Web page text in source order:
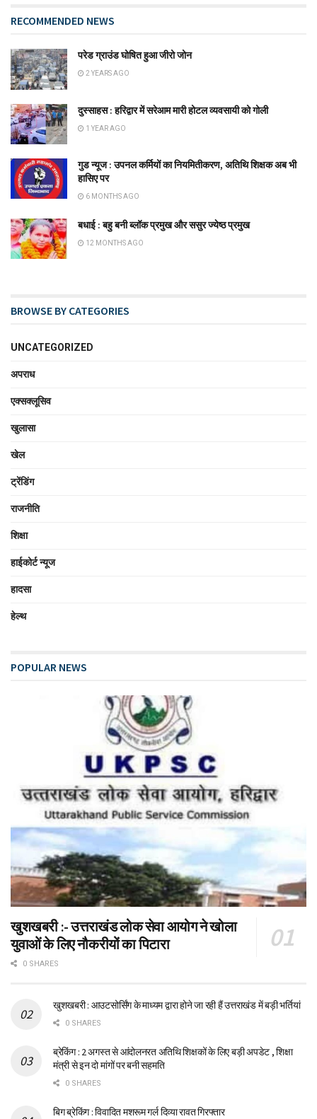
RECOMMENDED NEWS
परेड ग्राउंड घोषित हुआ जीरो जोन
2 YEARS AGO
दुस्साहस : हरिद्वार में सरेआम मारी होटल व्यवसायी को गोली
1 YEAR AGO
गुड न्यूज : उपनल कर्मियों का नियमितीकरण, अतिथि शिक्षक अब भी
हासिए पर
6 MONTHS AGO
बधाई : बहु बनी ब्लॉक प्रमुख और ससुर ज्येष्ठ प्रमुख
12 MONTHS AGO
BROWSE BY CATEGORIES
UNCATEGORIZED
अपराध
एक्सक्लूसिव
खुलासा
खेल
ट्रेंडिंग
राजनीति
शिक्षा
हाईकोर्ट न्यूज
हादसा
हेल्थ
POPULAR NEWS
खुशखबरी :- उत्तराखंड लोक सेवा आयोग ने खोला
युवाओं के लिए नौकरीयों का पिटारा
0 SHARES
खुशखबरी : आउटसोर्सिंग के माध्यम द्वारा होने जा रही हैं उत्तराखंड में बड़ी भर्तियां
0 SHARES
ब्रेकिंग : 2 अगस्त से आंदोलनरत अतिथि शिक्षकों के लिए बड़ी अपडेट , शिक्षा
मंत्री से इन दो मांगों पर बनी सहमति
0 SHARES
बिग ब्रेकिंग : विवादित मशरूम गर्ल दिव्या रावत गिरफ्तार